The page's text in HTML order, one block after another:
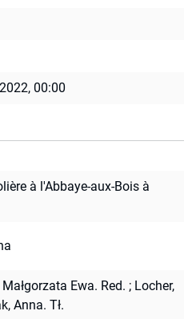
00:00
à l'Abbaye-aux-Bois à
Ewa. Red. ; Locher,
Anna. Tł.